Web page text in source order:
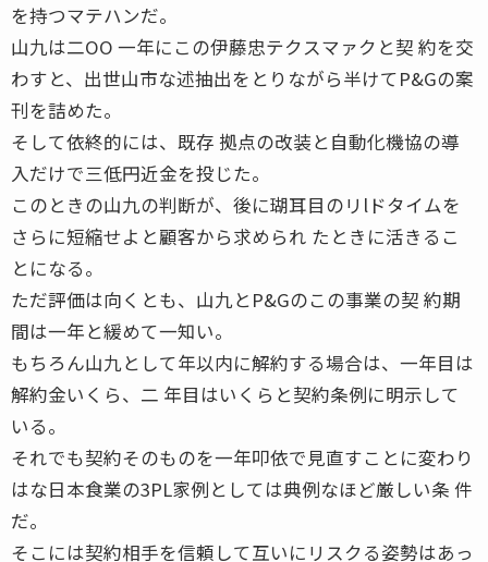
を持つマテハンだ。
山九は二OO 一年にこの伊藤忠テクスマァクと契 約を交
わすと、出世山市な述抽出をとりながら半けてP&Gの案
刊を詰めた。
そして依終的には、既存 拠点の改装と自動化機協の導
入だけで三低円近金を投じた。
このときの山九の判断が、後に瑚耳目のリlドタイムを
さらに短縮せよと顧客から求められ たときに活きるこ
とになる。
ただ評価は向くとも、山九とP&Gのこの事業の契 約期
間は一年と緩めて一知い。
もちろん山九として年以内に解約する場合は、一年目は
解約金いくら、二 年目はいくらと契約条例に明示して
いる。
それでも契約そのものを一年叩依で見直すことに変わり
はな日本食業の3PL家例としては典例なほど厳しい条 件
だ。
そこには契約相手を信頼して互いにリスクる姿勢はあっ